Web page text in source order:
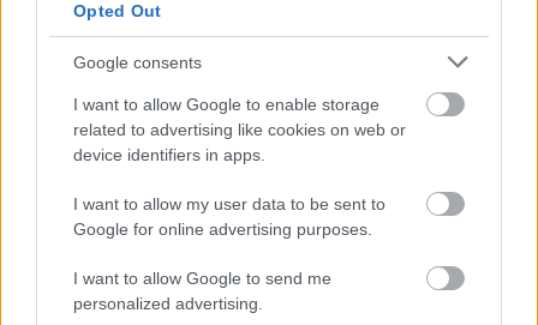
Opted Out
Google consents
I want to allow Google to enable storage
related to advertising like cookies on web or
device identifiers in apps.
I want to allow my user data to be sent to
Google for online advertising purposes.
I want to allow Google to send me
personalized advertising.
HÍRLEVÉL
E-mail cím
Feliratkozom a hírlevélre és elfogadom az
adatvédelmi
szabályzatot!